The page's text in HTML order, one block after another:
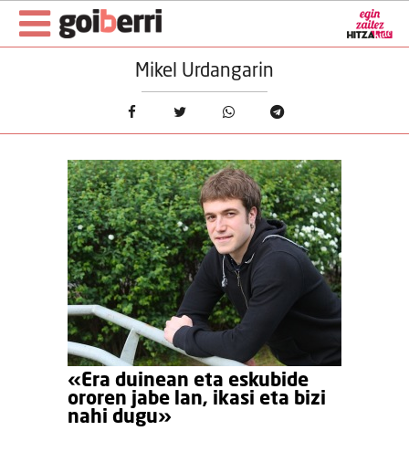
Mikel Urdangarin
«Era duinean eta eskubide
ororen jabe lan, ikasi eta bizi
nahi dugu»